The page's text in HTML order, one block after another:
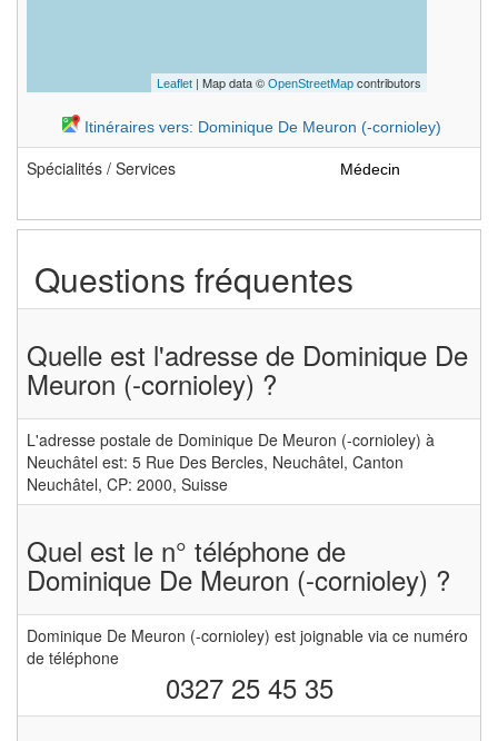
Leaflet | Map data © OpenStreetMap contributors
Itinéraires vers: Dominique De Meuron (-cornioley)
Spécialités / Services Médecin
Questions fréquentes
Quelle est l'adresse de Dominique De
Meuron (-cornioley) ?
L'adresse postale de Dominique De Meuron (-cornioley) à
Neuchâtel est: 5 Rue Des Bercles, Neuchâtel, Canton
Neuchâtel, CP: 2000, Suisse
Quel est le n° téléphone de
Dominique De Meuron (-cornioley) ?
Dominique De Meuron (-cornioley) est joignable via ce numéro
de téléphone
0327 25 45 35